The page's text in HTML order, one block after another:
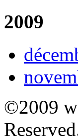
2009
©2009